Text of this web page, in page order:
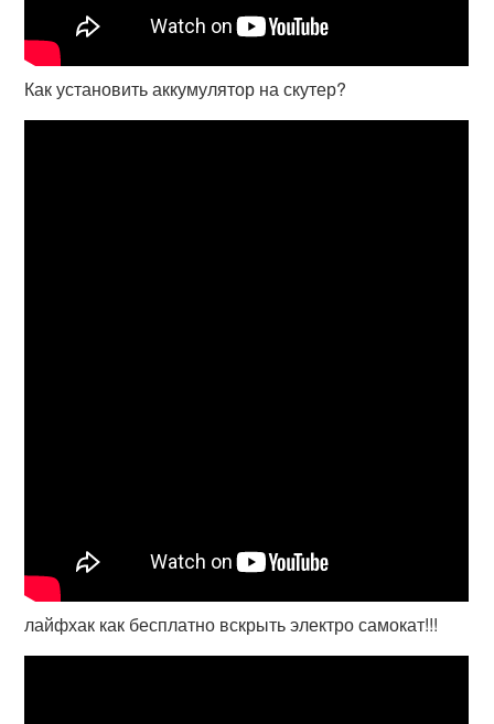
Как установить аккумулятор на скутер?
лайфхак как бесплатно вскрыть электро самокат!!!